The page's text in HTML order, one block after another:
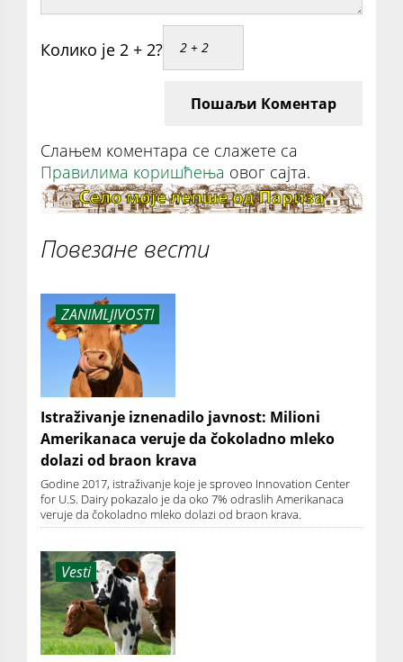
Колико је 2 + 2?
Пошаљи Коментар
Слањем коментара се слажете са
Правилима коришћења овог сајта.
Повезане вести
ZANIMLJIVOSTI
Istraživanje iznenadilo javnost: Milioni
Amerikanaca veruje da čokoladno mleko
dolazi od braon krava
Godine 2017, istraživanje koje je sproveo Innovation Center
for U.S. Dairy pokazalo je da oko 7% odraslih Amerikanaca
veruje da čokoladno mleko dolazi od braon krava.
Vesti